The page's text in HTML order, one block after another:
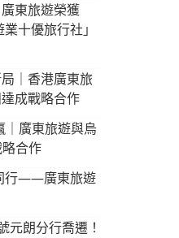
東旅遊榮獲
十優旅行社」
｜香港廣東旅
成戰略合作
｜廣東旅遊與烏
合作
行——廣東旅遊
元朗分行喬遷！